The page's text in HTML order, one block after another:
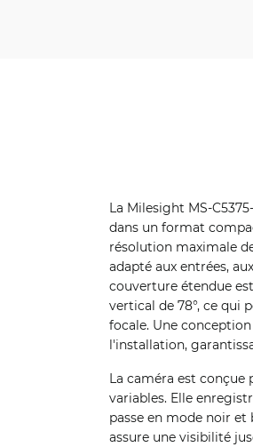
La Milesight MS-
dans un format
résolution maximale
adapté aux entrées,
couverture étendue
vertical de 78°, ce qui
focale. Une
l'installation,
La caméra est conçue
variables. Elle
passe en mode noir et
assure une visibilité